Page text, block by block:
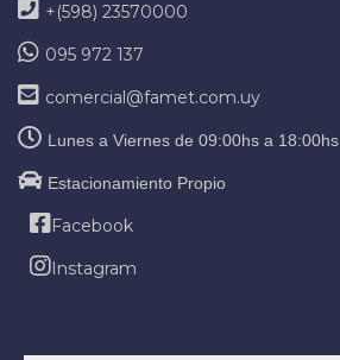
+(598) 23570000
095 972 137
comercial@famet.com.uy
Lunes a Viernes de 09:00hs a 18:00hs
Estacionamiento Propio
Facebook
Instagram